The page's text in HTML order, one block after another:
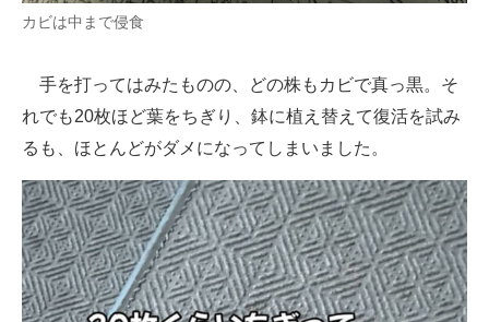
カビは中まで侵食
手を打ってはみたものの、どの株もカビで真っ黒。そ
れでも20枚ほど葉をちぎり、鉢に植え替えて復活を試み
るも、ほとんどがダメになってしまいました。